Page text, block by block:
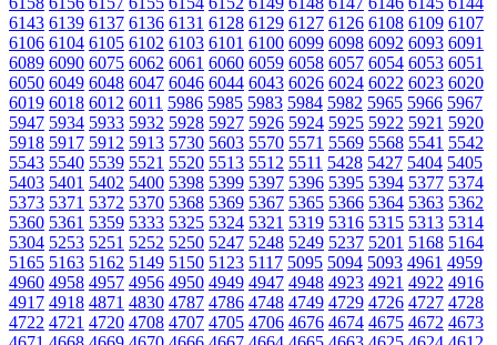
6143 6139 6137 6136 6131 6128 6129 6127 6126 6108 6109 6107
6106 6104 6105 6102 6103 6101 6100 6099 6098 6092 6093 6091
6089 6090 6075 6062 6061 6060 6059 6058 6057 6054 6053 6051
6050 6049 6048 6047 6046 6044 6043 6026 6024 6022 6023 6020
6019 6018 6012 6011 5986 5985 5983 5984 5982 5965 5966 5967
5947 5934 5933 5932 5928 5927 5926 5924 5925 5922 5921 5920
5918 5917 5912 5913 5730 5603 5570 5571 5569 5568 5541 5542
5543 5540 5539 5521 5520 5513 5512 5511 5428 5427 5404 5405
5403 5401 5402 5400 5398 5399 5397 5396 5395 5394 5377 5374
5373 5371 5372 5370 5368 5369 5367 5365 5366 5364 5363 5362
5360 5361 5359 5333 5325 5324 5321 5319 5316 5315 5313 5314
5304 5253 5251 5252 5250 5247 5248 5249 5237 5201 5168 5164
5165 5163 5162 5149 5150 5123 5117 5095 5094 5093 4961 4959
4960 4958 4957 4956 4950 4949 4947 4948 4923 4921 4922 4916
4917 4918 4871 4830 4787 4786 4748 4749 4729 4726 4727 4728
4722 4721 4720 4708 4707 4705 4706 4676 4674 4675 4672 4673